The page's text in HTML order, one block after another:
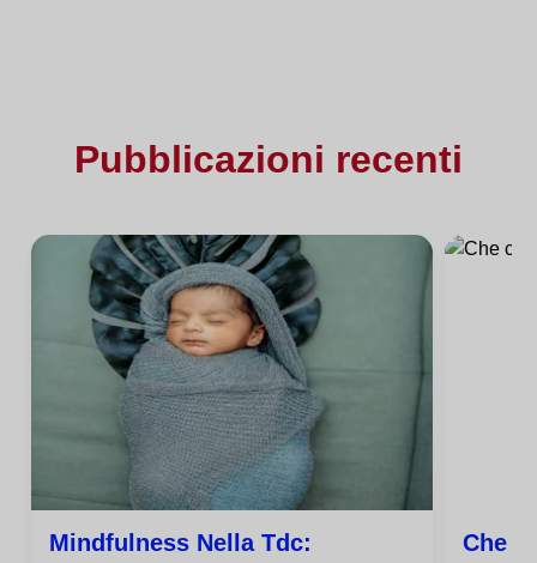
Pubblicazioni recenti
Mindfulness Nella Tdc:
Che